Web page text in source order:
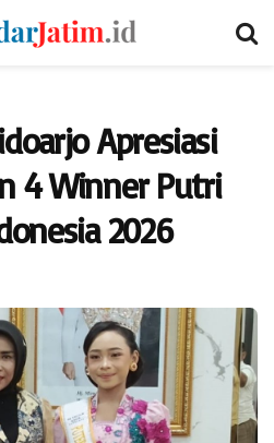
Apresiasi
4 Winner Putri
2026